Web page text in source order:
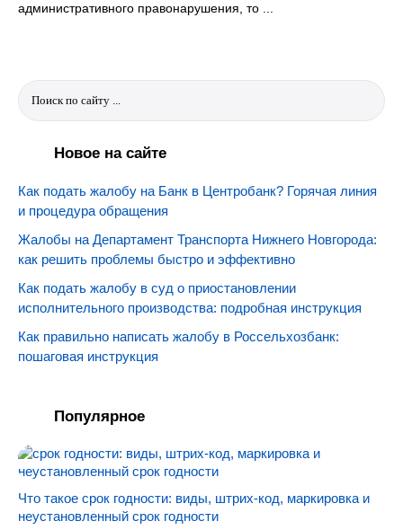
административного правонарушения, то ...
Новое на сайте
Как подать жалобу на Банк в Центробанк? Горячая линия
и процедура обращения
Жалобы на Департамент Транспорта Нижнего Новгорода:
как решить проблемы быстро и эффективно
Как подать жалобу в суд о приостановлении
исполнительного производства: подробная инструкция
Как правильно написать жалобу в Россельхозбанк:
пошаговая инструкция
Популярное
Что такое срок годности: виды, штрих-код, маркировка и
неустановленный срок годности